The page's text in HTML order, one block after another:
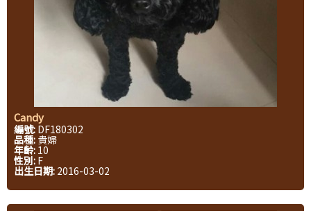
Candy
編號: DF180302
品種: 貴婦
年齡: 10
性別: F
出生日期: 2016-03-02